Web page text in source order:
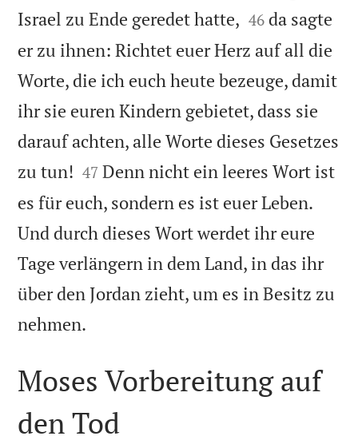
Israel zu Ende geredet hatte, 

46 da sagte
er zu ihnen: Richtet euer Herz auf all die
Worte, die ich euch heute bezeuge, damit
ihr sie euren Kindern gebietet, dass sie
darauf achten, alle Worte dieses Gesetzes
zu tun! 

47 Denn nicht ein leeres Wort ist
es für euch, sondern es ist euer Leben.
Und durch dieses Wort werdet ihr eure
Tage verlängern in dem Land, in das ihr
über den Jordan zieht, um es in Besitz zu
nehmen.
Moses Vorbereitung auf
den Tod